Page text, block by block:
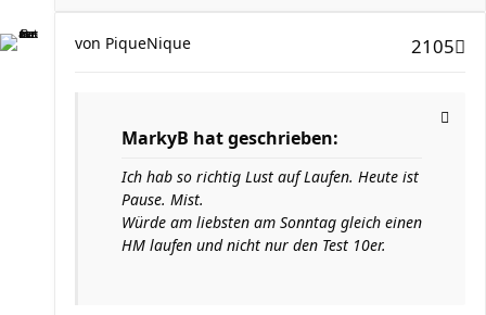
2105
von PiqueNique
MarkyB hat geschrieben:
Ich hab so richtig Lust auf Laufen. Heute ist
Pause. Mist.
Würde am liebsten am Sonntag gleich einen
HM laufen und nicht nur den Test 10er.